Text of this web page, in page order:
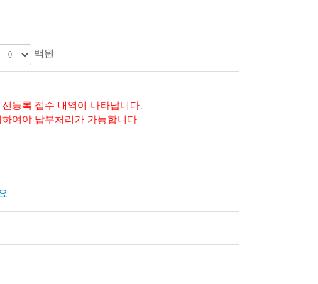
백원
등록 접수 내역이 나타납니다.
여야 납부처리가 가능합니다